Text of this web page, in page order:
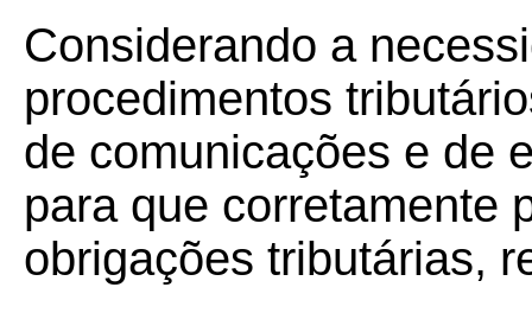
Considerando a
procedimentos
de comunicações e de
para que corretamente
obrigações tributárias,